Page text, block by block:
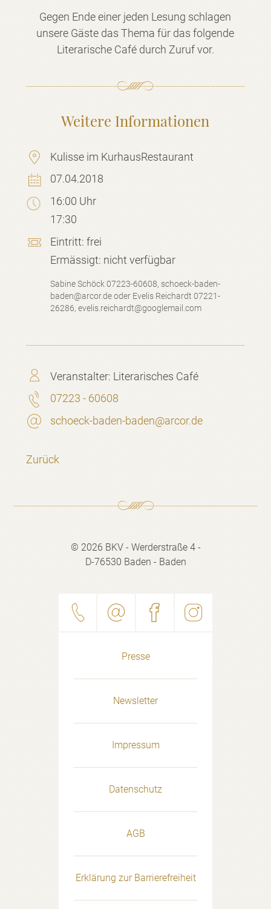
Gegen Ende einer jeden Lesung schlagen
unsere Gäste das Thema für das folgende
Literarische Café durch Zuruf vor.
Weitere Informationen
Kulisse im KurhausRestaurant
07.04.2018
16:00 Uhr
17:30
Eintritt: frei
Ermässigt: nicht verfügbar
Sabine Schöck 07223-60608, schoeck-baden-
baden@arcor.de oder Evelis Reichardt 07221-
26286, evelis.reichardt@googlemail.com
Veranstalter: Literarisches Café
07223 - 60608
schoeck-baden-baden@arcor.de
Zurück
© 2026 BKV - Werderstraße 4 -
D-76530 Baden - Baden
Presse
Newsletter
Impressum
Datenschutz
AGB
Erklärung zur Barrierefreiheit